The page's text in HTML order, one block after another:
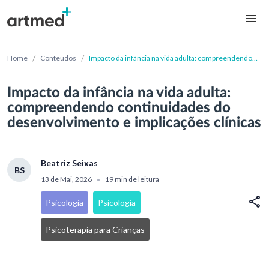
Home / Conteúdos / Impacto da infância na vida adulta: compreendendo
Impacto da infância na vida adulta:
compreendendo continuidades do
desenvolvimento e implicações clínicas
BS
Beatriz Seixas
13 de Mai, 2026 • 19 min de leitura
Psicologia Psicologia
Psicoterapia para Crianças